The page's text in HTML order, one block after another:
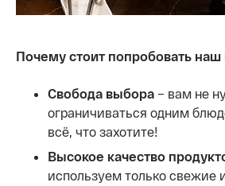
Почему стоит попробовать
Свобода выбора – вам не
ограничиваться одним
всё, что захотите!
Высокое качество
используем только свежие